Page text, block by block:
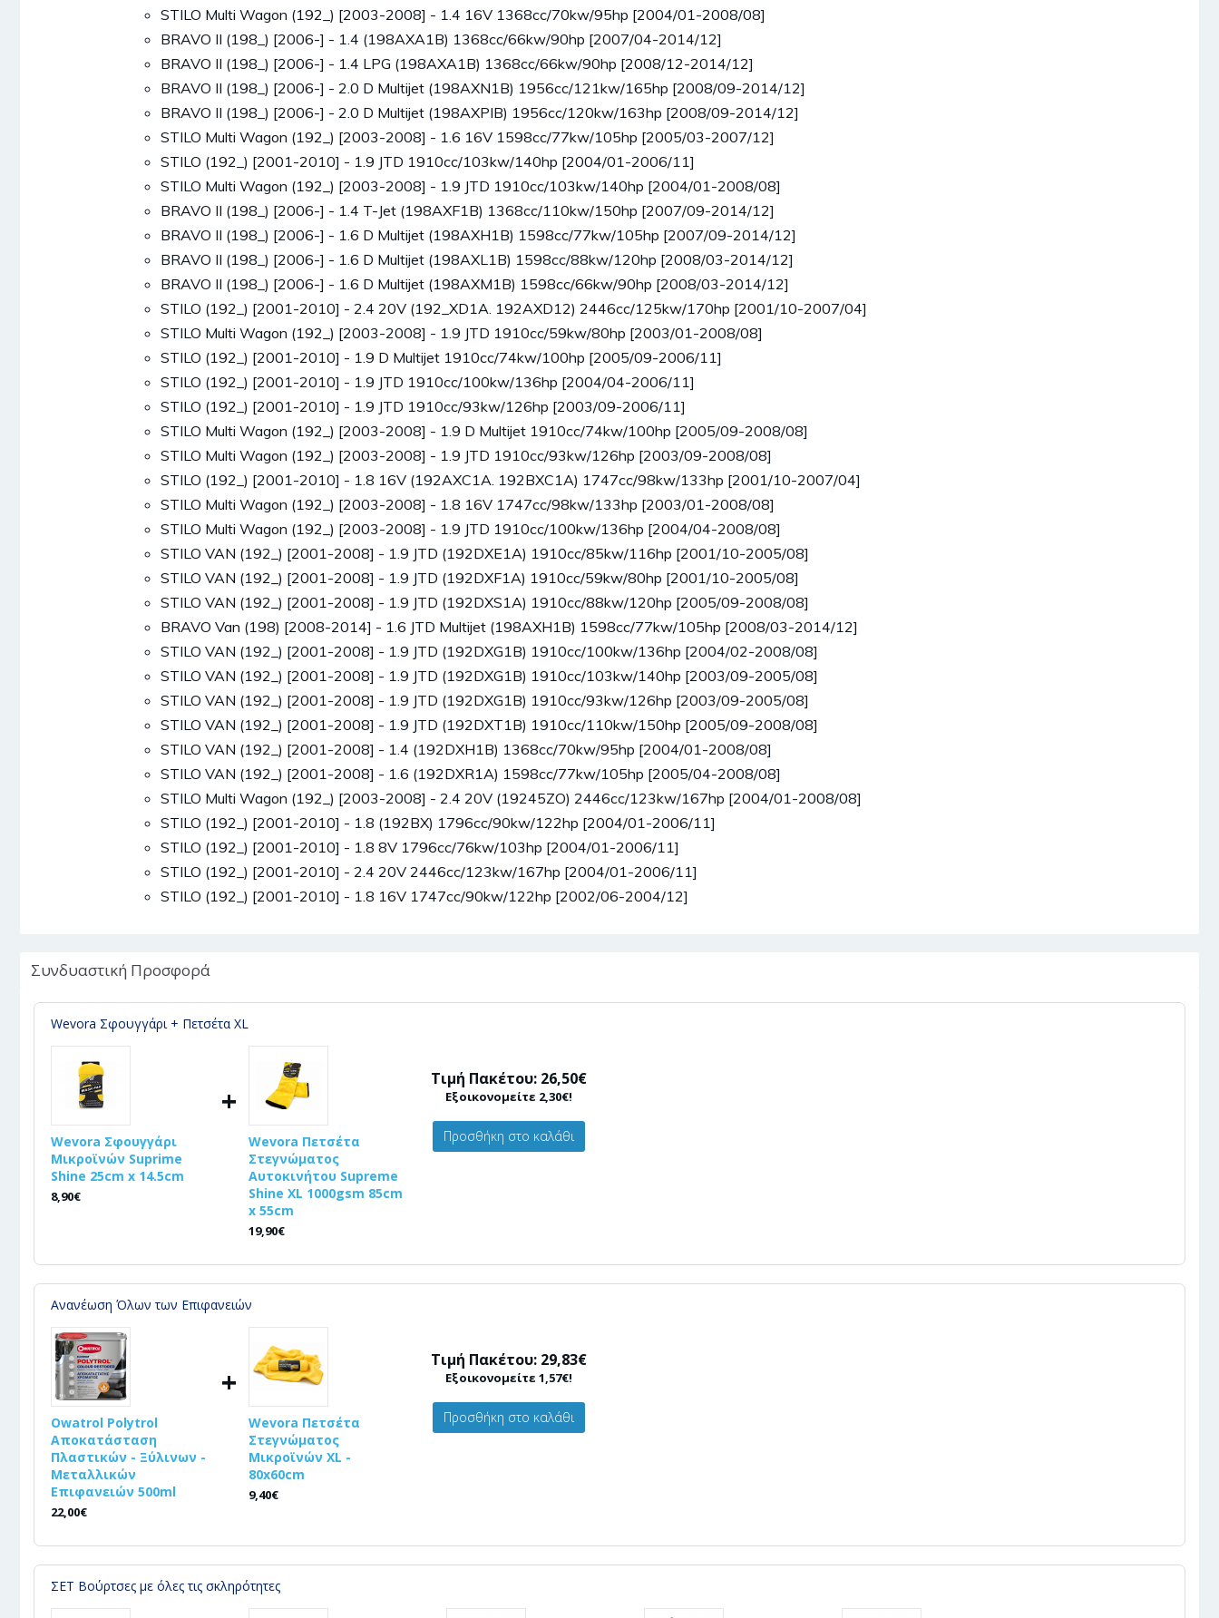
STILO Multi Wagon (192_) [2003-2008] - 1.4 16V 1368cc/70kw/95hp [2004/01-2008/08]
BRAVO II (198_) [2006-] - 1.4 (198AXA1B) 1368cc/66kw/90hp [2007/04-2014/12]
BRAVO II (198_) [2006-] - 1.4 LPG (198AXA1B) 1368cc/66kw/90hp [2008/12-2014/12]
BRAVO II (198_) [2006-] - 2.0 D Multijet (198AXN1B) 1956cc/121kw/165hp [2008/09-2014/12]
BRAVO II (198_) [2006-] - 2.0 D Multijet (198AXPIB) 1956cc/120kw/163hp [2008/09-2014/12]
STILO Multi Wagon (192_) [2003-2008] - 1.6 16V 1598cc/77kw/105hp [2005/03-2007/12]
STILO (192_) [2001-2010] - 1.9 JTD 1910cc/103kw/140hp [2004/01-2006/11]
STILO Multi Wagon (192_) [2003-2008] - 1.9 JTD 1910cc/103kw/140hp [2004/01-2008/08]
BRAVO II (198_) [2006-] - 1.4 T-Jet (198AXF1B) 1368cc/110kw/150hp [2007/09-2014/12]
BRAVO II (198_) [2006-] - 1.6 D Multijet (198AXH1B) 1598cc/77kw/105hp [2007/09-2014/12]
BRAVO II (198_) [2006-] - 1.6 D Multijet (198AXL1B) 1598cc/88kw/120hp [2008/03-2014/12]
BRAVO II (198_) [2006-] - 1.6 D Multijet (198AXM1B) 1598cc/66kw/90hp [2008/03-2014/12]
STILO (192_) [2001-2010] - 2.4 20V (192_XD1A. 192AXD12) 2446cc/125kw/170hp [2001/10-2007/04]
STILO Multi Wagon (192_) [2003-2008] - 1.9 JTD 1910cc/59kw/80hp [2003/01-2008/08]
STILO (192_) [2001-2010] - 1.9 D Multijet 1910cc/74kw/100hp [2005/09-2006/11]
STILO (192_) [2001-2010] - 1.9 JTD 1910cc/100kw/136hp [2004/04-2006/11]
STILO (192_) [2001-2010] - 1.9 JTD 1910cc/93kw/126hp [2003/09-2006/11]
STILO Multi Wagon (192_) [2003-2008] - 1.9 D Multijet 1910cc/74kw/100hp [2005/09-2008/08]
STILO Multi Wagon (192_) [2003-2008] - 1.9 JTD 1910cc/93kw/126hp [2003/09-2008/08]
STILO (192_) [2001-2010] - 1.8 16V (192AXC1A. 192BXC1A) 1747cc/98kw/133hp [2001/10-2007/04]
STILO Multi Wagon (192_) [2003-2008] - 1.8 16V 1747cc/98kw/133hp [2003/01-2008/08]
STILO Multi Wagon (192_) [2003-2008] - 1.9 JTD 1910cc/100kw/136hp [2004/04-2008/08]
STILO VAN (192_) [2001-2008] - 1.9 JTD (192DXE1A) 1910cc/85kw/116hp [2001/10-2005/08]
STILO VAN (192_) [2001-2008] - 1.9 JTD (192DXF1A) 1910cc/59kw/80hp [2001/10-2005/08]
STILO VAN (192_) [2001-2008] - 1.9 JTD (192DXS1A) 1910cc/88kw/120hp [2005/09-2008/08]
BRAVO Van (198) [2008-2014] - 1.6 JTD Multijet (198AXH1B) 1598cc/77kw/105hp [2008/03-2014/12]
STILO VAN (192_) [2001-2008] - 1.9 JTD (192DXG1B) 1910cc/100kw/136hp [2004/02-2008/08]
STILO VAN (192_) [2001-2008] - 1.9 JTD (192DXG1B) 1910cc/103kw/140hp [2003/09-2005/08]
STILO VAN (192_) [2001-2008] - 1.9 JTD (192DXG1B) 1910cc/93kw/126hp [2003/09-2005/08]
STILO VAN (192_) [2001-2008] - 1.9 JTD (192DXT1B) 1910cc/110kw/150hp [2005/09-2008/08]
STILO VAN (192_) [2001-2008] - 1.4 (192DXH1B) 1368cc/70kw/95hp [2004/01-2008/08]
STILO VAN (192_) [2001-2008] - 1.6 (192DXR1A) 1598cc/77kw/105hp [2005/04-2008/08]
STILO Multi Wagon (192_) [2003-2008] - 2.4 20V (19245ZO) 2446cc/123kw/167hp [2004/01-2008/08]
STILO (192_) [2001-2010] - 1.8 (192BX) 1796cc/90kw/122hp [2004/01-2006/11]
STILO (192_) [2001-2010] - 1.8 8V 1796cc/76kw/103hp [2004/01-2006/11]
STILO (192_) [2001-2010] - 2.4 20V 2446cc/123kw/167hp [2004/01-2006/11]
STILO (192_) [2001-2010] - 1.8 16V 1747cc/90kw/122hp [2002/06-2004/12]
Συνδυαστική Προσφορά
Wevora Σφουγγάρι + Πετσέτα XL
Wevora Σφουγγάρι
Μικροϊνών Suprime
Shine 25cm x 14.5cm
8,90€
+
Wevora Πετσέτα
Στεγνώματος
Αυτοκινήτου Supreme
Shine XL 1000gsm 85cm
x 55cm
19,90€
Τιμή Πακέτου: 26,50€
Εξοικονομείτε 2,30€!
Προσθήκη στο καλάθι
Ανανέωση Όλων των Επιφανειών
Owatrol Polytrol
Αποκατάσταση
Πλαστικών - Ξύλινων -
Μεταλλικών
Επιφανειών 500ml
22,00€
+
Wevora Πετσέτα
Στεγνώματος
Μικροϊνών XL -
80x60cm
9,40€
Τιμή Πακέτου: 29,83€
Εξοικονομείτε 1,57€!
Προσθήκη στο καλάθι
ΣΕΤ Βούρτσες με όλες τις σκληρότητες